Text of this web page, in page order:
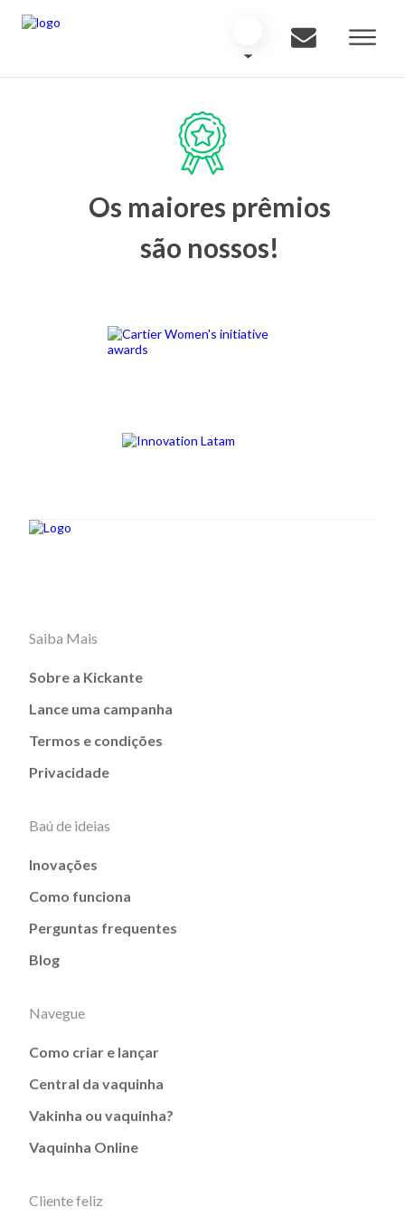
Os maiores prêmios
são nossos!
Saiba Mais
Sobre a Kickante
Lance uma campanha
Termos e condições
Privacidade
Baú de ideias
Inovações
Como funciona
Perguntas frequentes
Blog
Navegue
Como criar e lançar
Central da vaquinha
Vakinha ou vaquinha?
Vaquinha Online
Cliente feliz